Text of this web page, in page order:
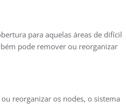
para aquelas áreas de difícil
pode remover ou reorganizar
reorganizar os nodes, o sistema